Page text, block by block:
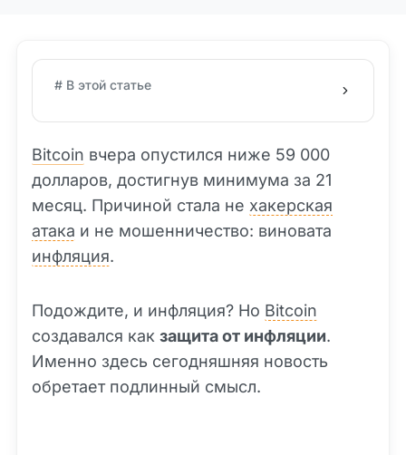
# В этой статье
Bitcoin вчера опустился ниже 59 000
долларов, достигнув минимума за 21
месяц. Причиной стала не хакерская
атака и не мошенничество: виновата
инфляция.
Подождите, и инфляция? Но Bitcoin
создавался как защита от инфляции.
Именно здесь сегодняшняя новость
обретает подлинный смысл.